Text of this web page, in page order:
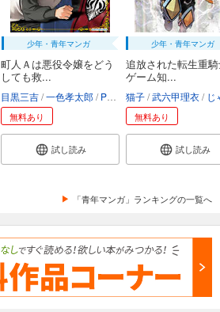
少年・青年マンガ
町人Ａは悪役令嬢をどう
しても救...
目黒三吉 一色孝太郎 Parum
無料あり
試し読み
少年・青年マンガ
追放された転生重
ゲーム知...
猫子 武六甲理衣 じゃ
無料あり
試し読み
「青年マンガ」ランキングの一覧へ